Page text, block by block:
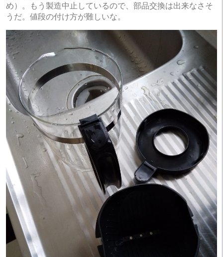
め）。もう製造中止しているので、部品交換は出来なさそ
うだ。値段の付け方が難しいな。